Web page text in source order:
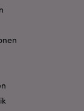
Domain
.puckator.de